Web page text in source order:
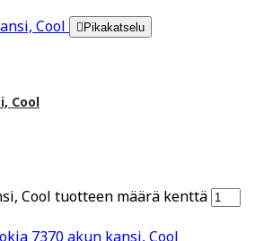
 Pikakatselu
Cool
Cool tuotteen määrä kenttä
7370 akun kansi, Cool